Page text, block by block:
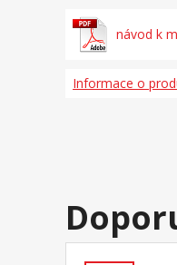
návod k
Informace o